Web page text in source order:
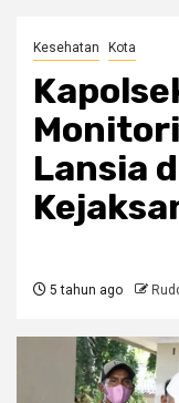
Kesehatan Kota
Lansia
5 tahun ago